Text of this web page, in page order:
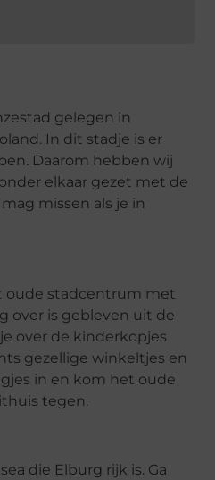
gelegen in
In dit stadje is er
Daarom hebben wij
elkaar gezet met de
missen als je in
oude stadcentrum met
over is gebleven uit de
over de kinderkopjes
gezellige winkeltjes en
in en kom het oude
tegen.
die Elburg rijk is. Ga